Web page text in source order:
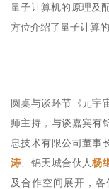
量子计算机的原理及
方位介绍了量子计算
圆桌与谈环节《元宇
师主持，与谈嘉宾有
息技术有限公司董事
涛 、锦天城合伙人杨
及合作空间展开，